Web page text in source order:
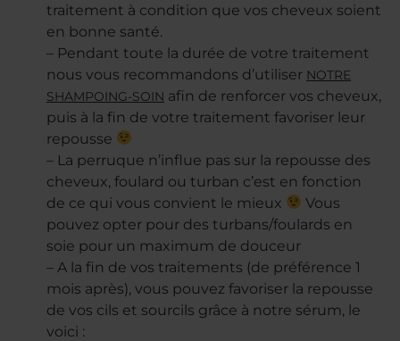
traitement à condition que vos cheveux soient
en bonne santé.
– Pendant toute la durée de votre traitement
nous vous recommandons d’utiliser NOTRE
SHAMPOING-SOIN afin de renforcer vos cheveux,
puis à la fin de votre traitement favoriser leur
repousse
– La perruque n’influe pas sur la repousse des
cheveux, foulard ou turban c’est en fonction
de ce qui vous convient le mieux
Vous
pouvez opter pour des turbans/foulards en
soie pour un maximum de douceur
– A la fin de vos traitements (de préférence 1
mois après), vous pouvez favoriser la repousse
de vos cils et sourcils grâce à notre sérum, le
voici :